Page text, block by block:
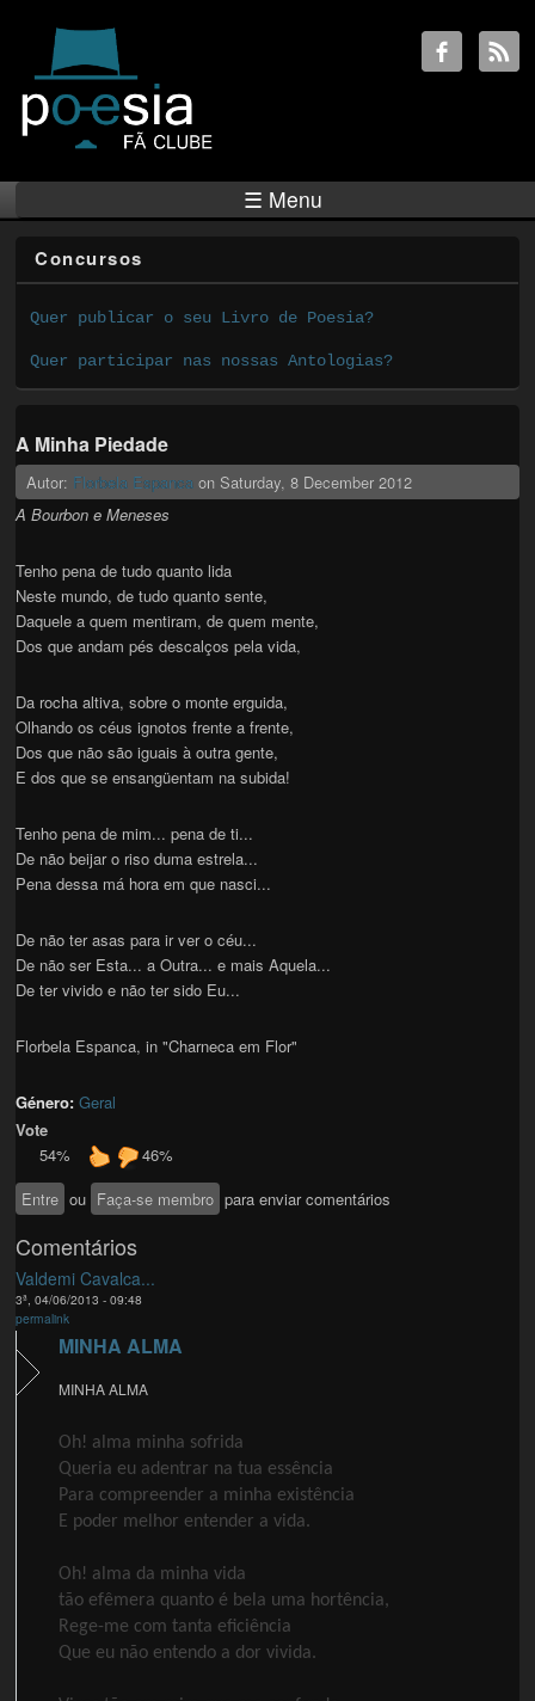
☰ Menu
Concursos
Quer publicar o seu Livro de Poesia?
Quer participar nas nossas Antologias?
A Minha Piedade
Autor: Florbela Espanca on Saturday, 8 December 2012
A Bourbon e Meneses
Tenho pena de tudo quanto lida
Neste mundo, de tudo quanto sente,
Daquele a quem mentiram, de quem mente,
Dos que andam pés descalços pela vida,
Da rocha altiva, sobre o monte erguida,
Olhando os céus ignotos frente a frente,
Dos que não são iguais à outra gente,
E dos que se ensangüentam na subida!
Tenho pena de mim... pena de ti...
De não beijar o riso duma estrela...
Pena dessa má hora em que nasci...
De não ter asas para ir ver o céu...
De não ser Esta... a Outra... e mais Aquela...
De ter vivido e não ter sido Eu...
Florbela Espanca, in "Charneca em Flor"
Género:Geral
Vote
54%
46%
Entre ou Faça-se membro para enviar comentários
Comentários
Valdemi Cavalca...
3ª, 04/06/2013 - 09:48
permalink
MINHA ALMA
MINHA ALMA
Oh! alma minha sofrida
Queria eu adentrar na tua essência
Para compreender a minha existência
E poder melhor entender a vida.
Oh! alma da minha vida
tão efêmera quanto é bela uma hortência,
Rege-me com tanta eficiência
Que eu não entendo a dor vivida.